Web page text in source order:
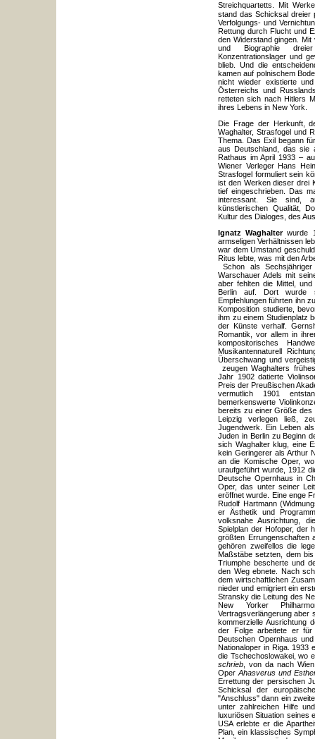
Streichquartetts. Mit
stand das Schicksal dreier
Verfolgungs- und
Rettung durch Flucht und
den Widerstand gingen.
und Biographie
Konzentrationslager und
blieb. Und die
kamen auf polnischem
nicht wieder existierte
Österreichs und
retteten sich nach Hitlers
ihres Lebens in New York.
Die Frage der Herkunft,
Waghalter, Strasfogel und
Thema. Das Exil begann
aus Deutschland, das sie
Rathaus im April 1933 –
Wiener Verleger Hans
Strasfogel formuliert sein
ist den Werken dieser drei
tief eingeschrieben. Das
interessant. Sie sind,
künstlerischen Qualität,
Kultur des Dialoges, des
Ignatz Waghalterwurde
armseligen Verhältnissen
war dem Umstand
Ritus lebte, was mit den
Schon als
Warschauer Adels mit
aber fehlten die Mittel,
Berlin auf. Dort wurde
Empfehlungen führten ihn
Komposition studierte,
ihm zu einem Studienplatz
der Künste verhalf.
Romantik, vor allem in
kompositorisches
Musikantennaturell
Überschwang und
zeugen Waghalters
Jahr 1902 datierte
Preis der Preußischen
vermutlich 1901
bemerkenswerte
bereits zu einer Größe des
Leipzig verlegen ließ,
Jugendwerk. Ein Leben
Juden in Berlin zu Beginn
sich Waghalter klug, eine
kein Geringerer als Arthur
an die Komische Oper,
uraufgeführt wurde, 1912
Deutsche Opernhaus in
Oper, das unter seiner
eröffnet wurde. Eine enge
Rudolf Hartmann
er Ästhetik und
volksnahe Ausrichtung,
Spielplan der Hofoper, der
größten Errungenschaften
gehören zweifellos die
Maßstäbe setzten, dem
Triumphe bescherte und
den Weg ebnete. Nach
dem wirtschaftlichen
nieder und emigriert ein
Stransky die Leitung des
New Yorker
Vertragsverlängerung aber
kommerzielle Ausrichtung
der Folge arbeitete er
Deutschen Opernhaus
Nationaloper in Riga. 1933
die Tschechoslowakei, wo
schrieb , von da nach
Oper Ahasverus und
Errettung der persischen
Schicksal der
"Anschluss" dann ein
unter zahlreichen Hilfe
luxuriösen Situation seines
USA erlebte er die
Plan, ein klassisches